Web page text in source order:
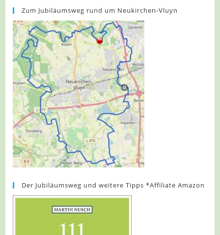
Zum Jubiläumsweg rund um Neukirchen-Vluyn
Der Jubiläumsweg und weitere Tipps *Affiliate Amazon